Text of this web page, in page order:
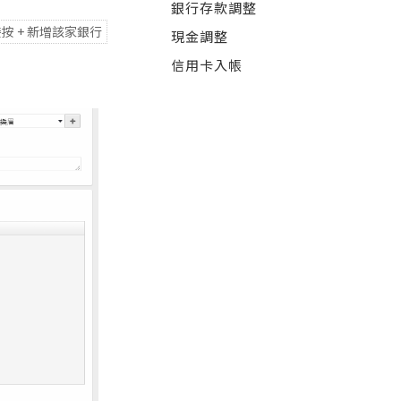
+ 新增該家銀行
銀行存款調整
現金調整
信用卡入帳